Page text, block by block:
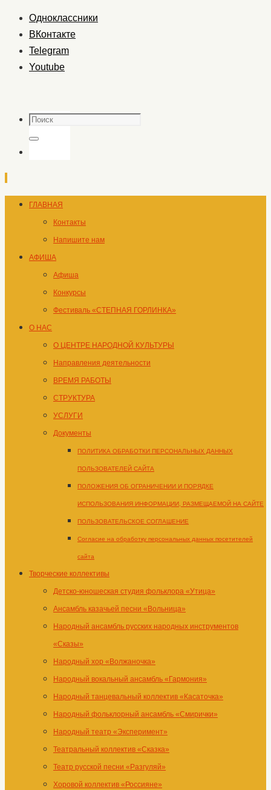
Одноклассники
ВКонтакте
Telegram
Youtube
Поиск
Поиск
Перейти
содержимому
ГЛАВНАЯ
Контакты
Напишите нам
АФИША
Афиша
Конкурсы
Фестиваль «СТЕПНАЯ ГОРЛИНКА»
О НАС
О ЦЕНТРЕ НАРОДНОЙ КУЛЬТУРЫ
Направления деятельности
ВРЕМЯ РАБОТЫ
СТРУКТУРА
УСЛУГИ
Документы
ПОЛИТИКА ОБРАБОТКИ ПЕРСОНАЛЬНЫХ ДАННЫХ
ПОЛЬЗОВАТЕЛЕЙ САЙТА
ПОЛОЖЕНИЯ ОБ ОГРАНИЧЕНИИ И ПОРЯДКЕ
ИСПОЛЬЗОВАНИЯ ИНФОРМАЦИИ, РАЗМЕЩАЕМОЙ НА САЙТЕ
ПОЛЬЗОВАТЕЛЬСКОЕ СОГЛАШЕНИЕ
Согласие на обработку персональных данных посетителей
сайта
Творческие коллективы
Детско-юношеская студия фольклора «Утица»
Ансамбль казачьей песни «Вольница»
Народный ансамбль русских народных инструментов
«Сказы»
Народный хор «Волжаночка»
Народный вокальный ансамбль «Гармония»
Народный танцевальный коллектив «Касаточка»
Народный фольклорный ансамбль «Смирички»
Народный театр «Эксперимент»
Театральный коллектив «Сказка»
Театр русской песни «Разгуляй»
Хоровой коллектив «Россияне»